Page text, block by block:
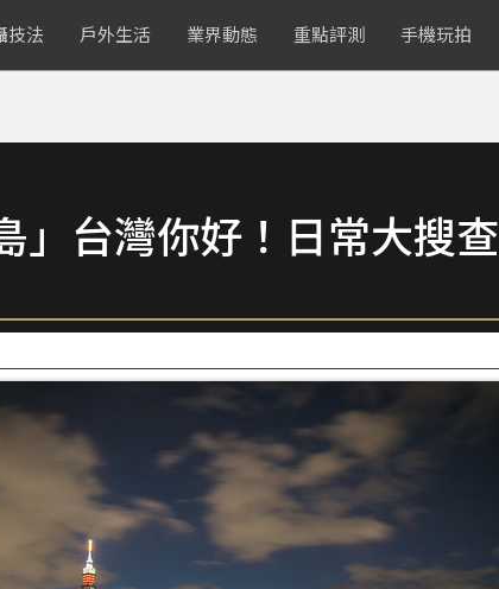
技法 戶外生活 業界動態 重點評測 手機玩拍
」台灣你好！日常大搜查